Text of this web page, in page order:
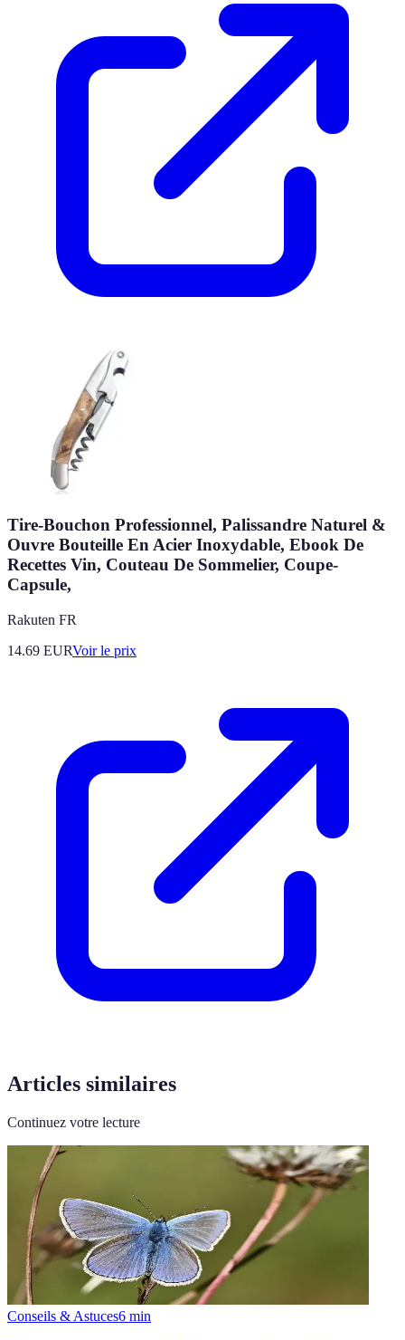
Tire-Bouchon Professionnel, Palissandre Naturel &
Ouvre Bouteille En Acier Inoxydable, Ebook De
Recettes Vin, Couteau De Sommelier, Coupe-
Capsule,
Rakuten FR
14.69 EURVoir le prix
Articles similaires
Continuez votre lecture
Conseils & Astuces6 min